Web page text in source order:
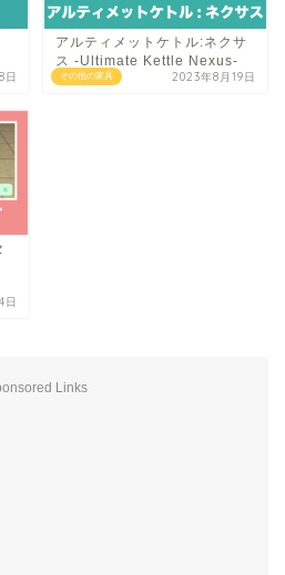
日 その他の家具
アルティメットケトル:ネクサ
ス -Ultimate Kettle Nexus-
2023年8月19日
日
Links